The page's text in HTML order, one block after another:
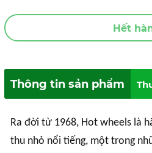
Hết
Thông tin sản phẩm
Ra đời từ 1968, Hot wheels là
thu nhỏ nổi tiếng, một trong